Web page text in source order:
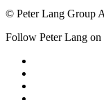
© Peter Lang Group
Follow Peter Lang on